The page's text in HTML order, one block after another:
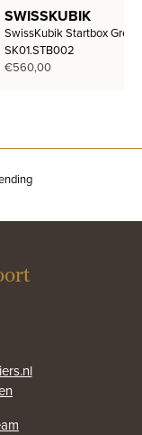
SWISSKUBIK
SwissKubik Startbox Green
SK01.STB002
€560,00